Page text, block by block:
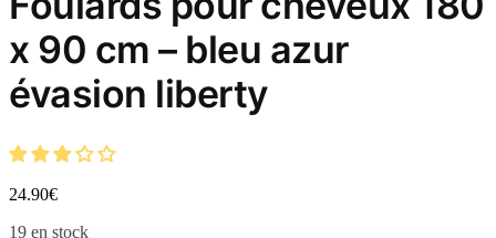
x 90 cm – bleu azur
évasion liberty
24.90€
19 en stock